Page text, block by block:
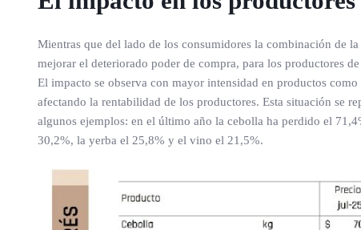
Mientras que del lado de los consumidores la combinación de
mejorar el deteriorado poder de compra, para los productores
El impacto se observa con mayor intensidad en productos
afectando la rentabilidad de los productores. Esta situación se
algunos ejemplos: en el último año la cebolla ha perdido el
30,2%, la yerba el 25,8% y el vino el 21,5%.